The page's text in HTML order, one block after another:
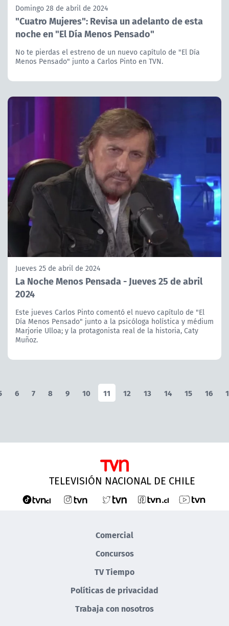
Domingo 28 de abril de 2024
"Cuatro Mujeres": Revisa un adelanto de esta
noche en "El Día Menos Pensado"
No te pierdas el estreno de un nuevo capítulo de "El Día
Menos Pensado" junto a Carlos Pinto en TVN.
Jueves 25 de abril de 2024
La Noche Menos Pensada - Jueves 25 de abril
2024
Este jueves Carlos Pinto comentó el nuevo capítulo de "El
Día Menos Pensado" junto a la psicóloga holística y médium
Marjorie Ulloa; y la protagonista real de la historia, Caty
Muñoz.
6 7 8 9 10 11 12 13 14 15 16
TELEVISIÓN NACIONAL DE CHILE
Comercial
Concursos
TV Tiempo
Políticas de privacidad
Trabaja con nosotros